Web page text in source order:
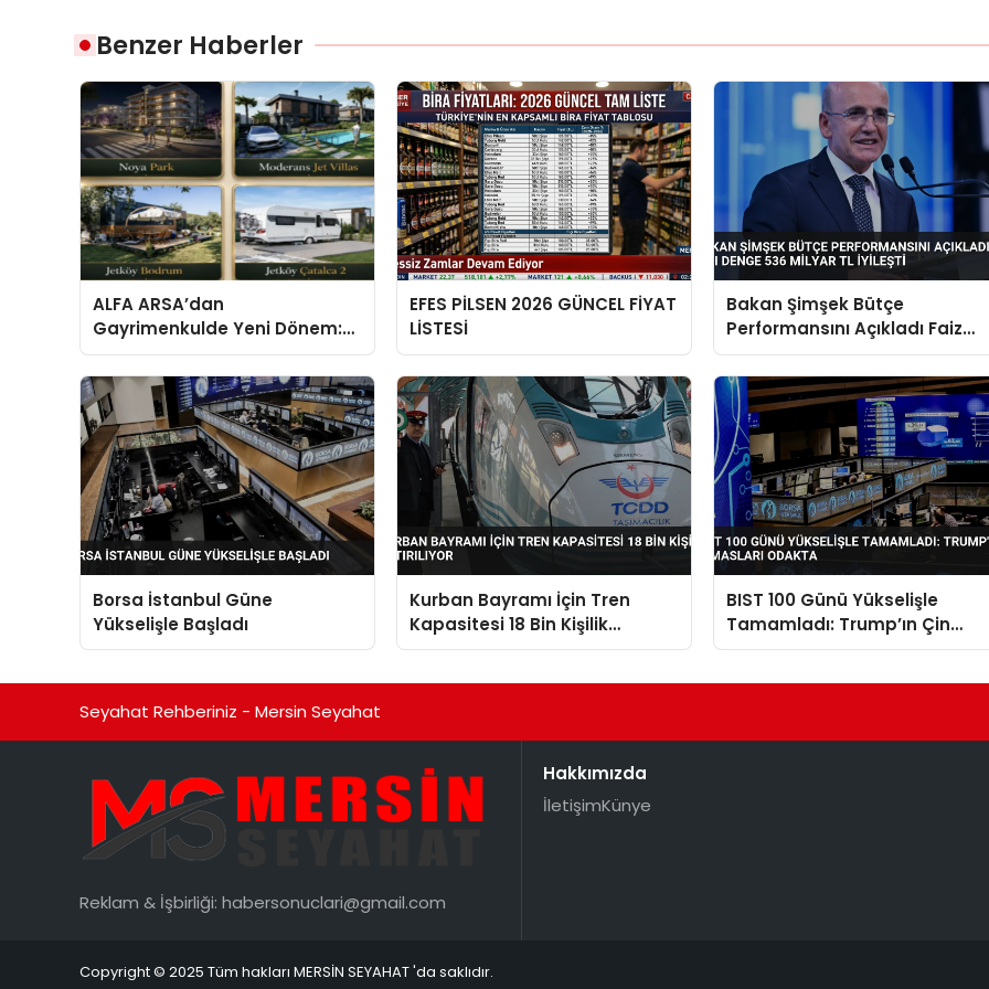
Benzer Haberler
ALFA ARSA’dan
Gayrimenkulde Yeni Dönem:
Premium Yaşam ve Yatırım
Fırsatları Bir Arada
EFES PİLSEN 2026 GÜNCEL FİYAT
LİSTESİ
Bakan Şimşek Bütçe
Performansını Açıkladı Faiz
Dışı Denge 536 Milyar TL
Borsa İstanbul Güne
Yükselişle Başladı
Kurban Bayramı İçin Tren
Kapasitesi 18 Bin Kişilik
Artırılıyor
BIST 100 Günü Yükselişle
Tamamladı: Trump’ın Çin
Temasları Odakta
Seyahat Rehberiniz - Mersin Seyahat
Reklam & İşbirliği: habersonuclari@gmail.com
Hakkımızda
İletişimKünye
Copyright © 2025 Tüm hakları MERSİN SEYAHAT 'da saklıdır.